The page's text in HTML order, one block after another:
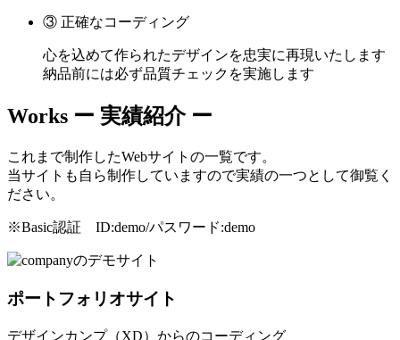
③ 正確なコーディング
心を込めて作られたデザインを忠実に再現いたします
納品前には必ず品質チェックを実施します
Works ー 実績紹介 ー
これまで制作したWebサイトの一覧です。
当サイトも自ら制作していますので実績の一つとして御覧く
ださい。
※Basic認証 ID:demo/パスワード:demo
ポートフォリオサイト
デザインカンプ（XD）からのコーディング